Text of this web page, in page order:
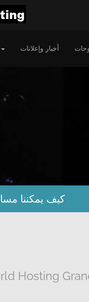
أخبار وإعلانات
كيف يمكننا
Hosting